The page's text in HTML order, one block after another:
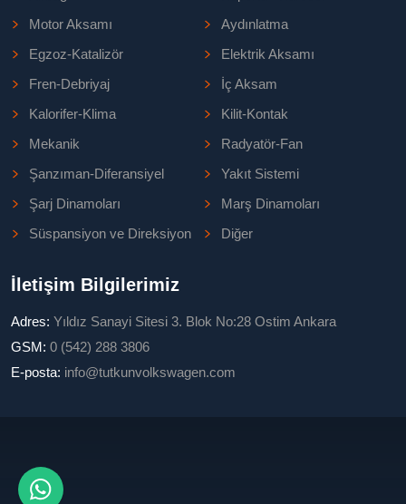
Motor Aksamı
Aydınlatma
Egzoz-Katalizör
Elektrik Aksamı
Fren-Debriyaj
İç Aksam
Kalorifer-Klima
Kilit-Kontak
Mekanik
Radyatör-Fan
Şanzıman-Diferansiyel
Yakıt Sistemi
Şarj Dinamoları
Marş Dinamoları
Süspansiyon ve Direksiyon
Diğer
İletişim Bilgilerimiz
Adres: Yıldız Sanayi Sitesi 3. Blok No:28 Ostim Ankara
GSM: 0 (542) 288 3806
E-posta: info@tutkunvolkswagen.com